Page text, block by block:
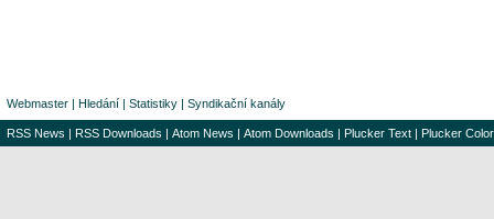
Webmaster | Hledání | Statistiky | Syndikační kanály
RSS News | RSS Downloads | Atom News | Atom Downloads | Plucker Text | Plucker Color